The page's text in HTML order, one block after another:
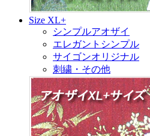
Size XL+
シンプルアオザイ
エレガントシンプル
サイゴンオリジナル
刺繍・その他